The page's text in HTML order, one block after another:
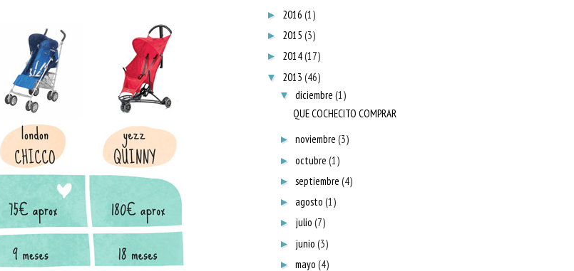
► 2016 (1)
► 2015 (3)
► 2014(17)
▼ 2013 (46)
▼ diciembre (1)
QUE COCHECITO COMPRAR
► noviembre (3)
► octubre (1)
► septiembre (4)
► agosto (1)
► julio (7)
► junio (3)
► mayo (4)